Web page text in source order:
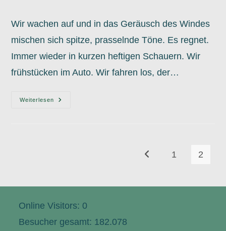
Wir wachen auf und in das Geräusch des Windes
mischen sich spitze, prasselnde Töne. Es regnet.
Immer wieder in kurzen heftigen Schauern. Wir
frühstücken im Auto. Wir fahren los, der…
Weiterlesen
16.10.
Gehe zur vorherigen
1 2
Online Visitors: 0
Besucher gesamt: 182.078